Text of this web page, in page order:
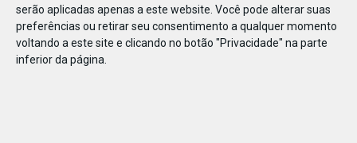
serão aplicadas apenas a este website. Você pode alterar suas
preferências ou retirar seu consentimento a qualquer momento
voltando a este site e clicando no botão "Privacidade" na parte
inferior da página.